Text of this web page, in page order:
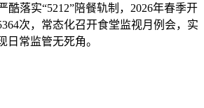
酷落实“5212”陪餐轨制，2026年春季开
次，常态化召开食堂监视月例会，实
日常监管无死角。